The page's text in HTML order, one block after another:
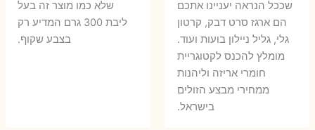
שככל הנראה יעניינו אתכם
הם ארגז סרט דבק, קרטון
גלי, גליל ניילון בועות ועוד.
מומלץ להכנס לקטוגריית
חומרי אריזה וליהנות
ממחירי מבצע הזולים
בישראל.
שלא כמו מוצר זה בעל
ליבת 300 גרם המדיע רק
בצבע שקוף.